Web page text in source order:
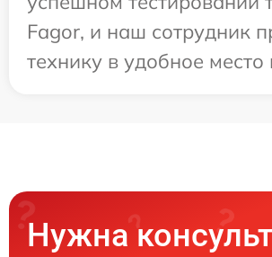
Fagor, и наш сотрудник
технику в удобное место
Нужна